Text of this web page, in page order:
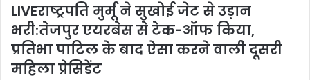
LIVEराष्ट्रपति मुर्मू ने सुखोई जेट से उड़ान
भरी:तेजपुर एयरबेस से टेक-ऑफ किया,
प्रतिभा पाटिल के बाद ऐसा करने वाली दूसरी
महिला प्रेसिडेंट